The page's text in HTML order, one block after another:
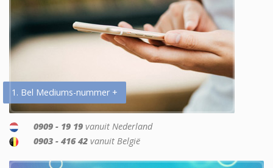
1. Bel Mediums-nummer +
0909 - 19 19 vanuit Nederland
0903 - 416 42 vanuit België